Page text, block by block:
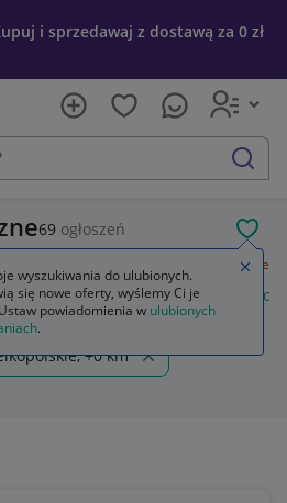
i sprzedawaj z dostawą za 0 zł
szukaj
69 ogłoszeń
Ozdoby świąteczne
ozdoby świąteczne boże
+0 km
wyszukiwania do ulubionych.
się nowe oferty, wyślemy Ci je
powiadomienia w ulubionych
.